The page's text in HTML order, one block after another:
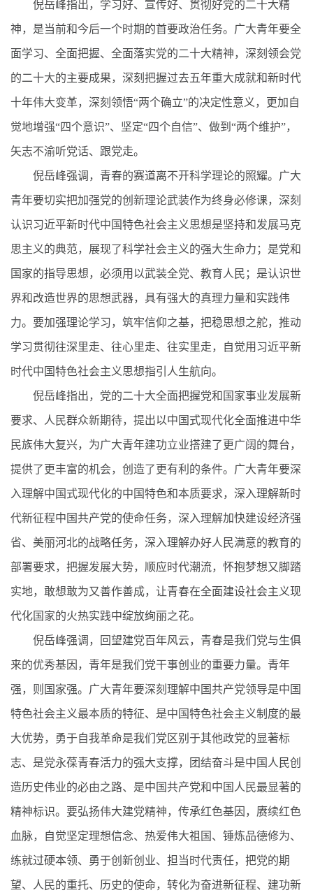
倪岳峰指出，学习好、宣传好、贯彻好党的二十大精
神，是当前和今后一个时期的首要政治任务。广大青年要全
面学习、全面把握、全面落实党的二十大精神，深刻领会党
的二十大的主要成果，深刻把握过去五年重大成就和新时代
十年伟大变革，深刻领悟“两个确立”的决定性意义，更加自
觉地增强“四个意识”、坚定“四个自信”、做到“两个维护”，
矢志不渝听党话、跟党走。
倪岳峰强调，青春的赛道离不开科学理论的照耀。广大
青年要切实把加强党的创新理论武装作为终身必修课，深刻
认识习近平新时代中国特色社会主义思想是坚持和发展马克
思主义的典范，展现了科学社会主义的强大生命力；是党和
国家的指导思想，必须用以武装全党、教育人民；是认识世
界和改造世界的思想武器，具有强大的真理力量和实践伟
力。要加强理论学习，筑牢信仰之基，把稳思想之舵，推动
学习贯彻往深里走、往心里走、往实里走，自觉用习近平新
时代中国特色社会主义思想指引人生航向。
倪岳峰指出，党的二十大全面把握党和国家事业发展新
要求、人民群众新期待，提出以中国式现代化全面推进中华
民族伟大复兴，为广大青年建功立业搭建了更广阔的舞台，
提供了更丰富的机会，创造了更有利的条件。广大青年要深
入理解中国式现代化的中国特色和本质要求，深入理解新时
代新征程中国共产党的使命任务，深入理解加快建设经济强
省、美丽河北的战略任务，深入理解办好人民满意的教育的
部署要求，把握发展大势，顺应时代潮流，怀抱梦想又脚踏
实地，敢想敢为又善作善成，让青春在全面建设社会主义现
代化国家的火热实践中绽放绚丽之花。
倪岳峰强调，回望建党百年风云，青春是我们党与生俱
来的优秀基因，青年是我们党干事创业的重要力量。青年
强，则国家强。广大青年要深刻理解中国共产党领导是中国
特色社会主义最本质的特征、是中国特色社会主义制度的最
大优势，勇于自我革命是我们党区别于其他政党的显著标
志、是党永葆青春活力的强大支撑，团结奋斗是中国人民创
造历史伟业的必由之路、是中国共产党和中国人民最显著的
精神标识。要弘扬伟大建党精神，传承红色基因，赓续红色
血脉，自觉坚定理想信念、热爱伟大祖国、锤炼品德修为、
练就过硬本领、勇于创新创业、担当时代责任，把党的期
望、人民的重托、历史的使命，转化为奋进新征程、建功新